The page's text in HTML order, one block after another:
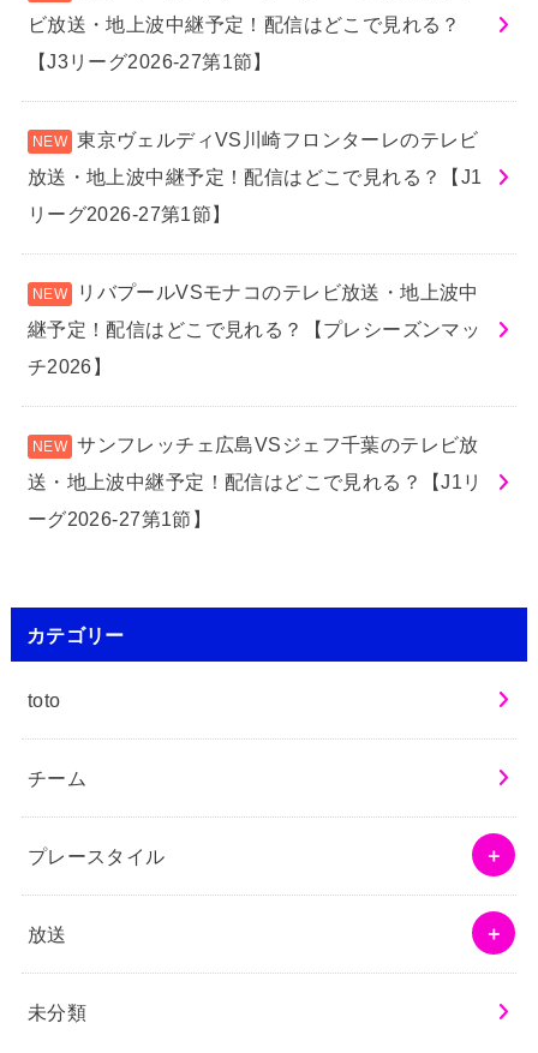
ビ放送・地上波中継予定！配信はどこで見れる？
【J3リーグ2026-27第1節】
東京ヴェルディVS川崎フロンターレのテレビ
放送・地上波中継予定！配信はどこで見れる？【J1
リーグ2026-27第1節】
リバプールVSモナコのテレビ放送・地上波中
継予定！配信はどこで見れる？【プレシーズンマッ
チ2026】
サンフレッチェ広島VSジェフ千葉のテレビ放
送・地上波中継予定！配信はどこで見れる？【J1リ
ーグ2026-27第1節】
カテゴリー
toto
チーム
プレースタイル
放送
未分類